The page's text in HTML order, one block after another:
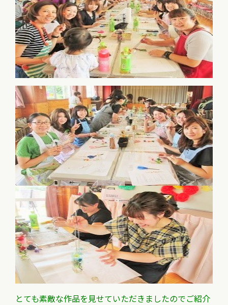
とても素敵な作品を見せていただきましたのでご紹介